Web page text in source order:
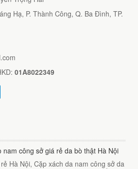
Hạ, P. Thành Công, Q. Ba Đình, TP.
01A8022349
nam công sở giá rẻ da bò thật Hà Nội
Hà Nội, Cặp xách da nam công sở da